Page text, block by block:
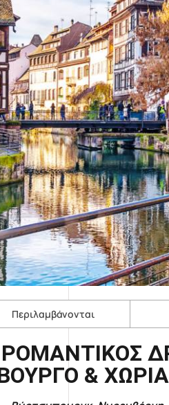
Περιλαμβάνονται
ΡΟΜΑΝΤΙΚΟΣ
&